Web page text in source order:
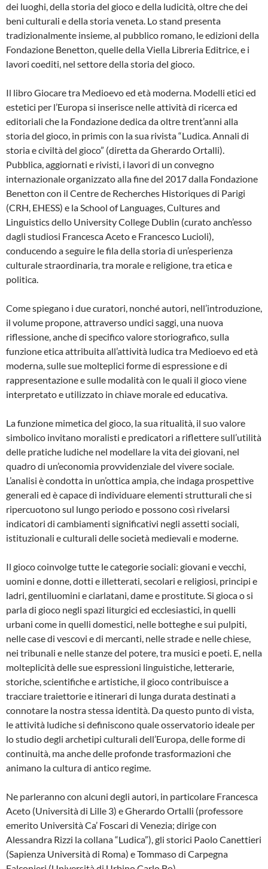
dei luoghi, della storia del gioco e della ludicità, oltre che dei
beni culturali e della storia veneta. Lo stand presenta
tradizionalmente insieme, al pubblico romano, le edizioni della
Fondazione Benetton, quelle della Viella Libreria Editrice, e i
lavori coediti, nel settore della storia del gioco.
Il libro Giocare tra Medioevo ed età moderna. Modelli etici ed
estetici per l’Europa si inserisce nelle attività di ricerca ed
editoriali che la Fondazione dedica da oltre trent’anni alla
storia del gioco, in primis con la sua rivista “Ludica. Annali di
storia e civiltà del gioco” (diretta da Gherardo Ortalli).
Pubblica, aggiornati e rivisti, i lavori di un convegno
internazionale organizzato alla fine del 2017 dalla Fondazione
Benetton con il Centre de Recherches Historiques di Parigi
(CRH, EHESS) e la School of Languages, Cultures and
Linguistics dello University College Dublin (curato anch’esso
dagli studiosi Francesca Aceto e Francesco Lucioli),
conducendo a seguire le fila della storia di un’esperienza
culturale straordinaria, tra morale e religione, tra etica e
politica.
Come spiegano i due curatori, nonché autori, nell’introduzione,
il volume propone, attraverso undici saggi, una nuova
riflessione, anche di specifico valore storiografico, sulla
funzione etica attribuita all’attività ludica tra Medioevo ed età
moderna, sulle sue molteplici forme di espressione e di
rappresentazione e sulle modalità con le quali il gioco viene
interpretato e utilizzato in chiave morale ed educativa.
La funzione mimetica del gioco, la sua ritualità, il suo valore
simbolico invitano moralisti e predicatori a riflettere sull’utilità
delle pratiche ludiche nel modellare la vita dei giovani, nel
quadro di un’economia provvidenziale del vivere sociale.
L’analisi è condotta in un’ottica ampia, che indaga prospettive
generali ed è capace di individuare elementi strutturali che si
ripercuotono sul lungo periodo e possono così rivelarsi
indicatori di cambiamenti significativi negli assetti sociali,
istituzionali e culturali delle società medievali e moderne.
Il gioco coinvolge tutte le categorie sociali: giovani e vecchi,
uomini e donne, dotti e illetterati, secolari e religiosi, principi e
ladri, gentiluomini e ciarlatani, dame e prostitute. Si gioca o si
parla di gioco negli spazi liturgici ed ecclesiastici, in quelli
urbani come in quelli domestici, nelle botteghe e sui pulpiti,
nelle case di vescovi e di mercanti, nelle strade e nelle chiese,
nei tribunali e nelle stanze del potere, tra musici e poeti. E, nella
molteplicità delle sue espressioni linguistiche, letterarie,
storiche, scientifiche e artistiche, il gioco contribuisce a
tracciare traiettorie e itinerari di lunga durata destinati a
connotare la nostra stessa identità. Da questo punto di vista,
le attività ludiche si definiscono quale osservatorio ideale per
lo studio degli archetipi culturali dell’Europa, delle forme di
continuità, ma anche delle profonde trasformazioni che
animano la cultura di antico regime.
Ne parleranno con alcuni degli autori, in particolare Francesca
Aceto (Università di Lille 3) e Gherardo Ortalli (professore
emerito Università Ca’ Foscari di Venezia; dirige con
Alessandra Rizzi la collana “Ludica”), gli storici Paolo Canettieri
(Sapienza Università di Roma) e Tommaso di Carpegna